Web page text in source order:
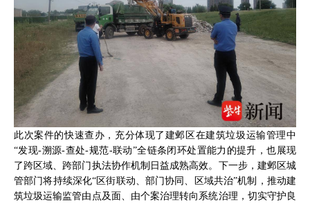
此次案件的快速查办，充分体现了建邺区在建筑垃圾运输管理中
“发现-溯源-查处-规范-联动”全链条闭环处置能力的提升，也展现
了跨区域、跨部门执法协作机制日益成熟高效。下一步，建邺区城
管部门将持续深化“区街联动、部门协同、区域共治”机制，推动建
筑垃圾运输监管由点及面、由个案治理转向系统治理，切实守护良